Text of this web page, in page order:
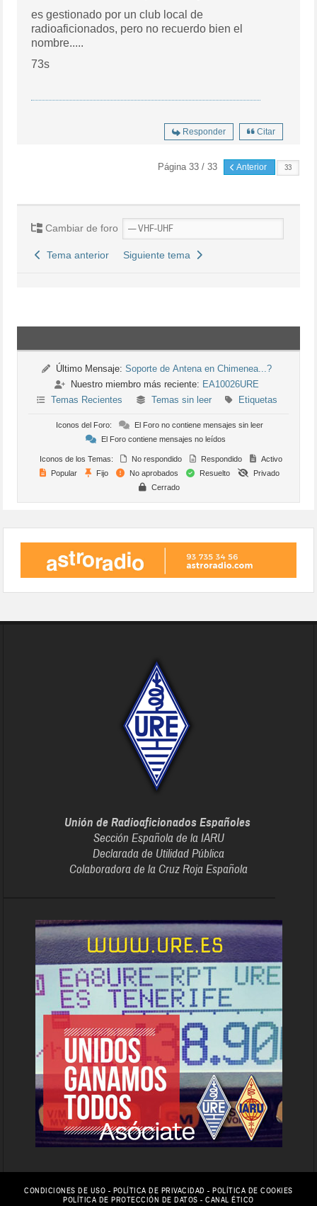
es gestionado por un club local de
radioaficionados, pero no recuerdo bien el
nombre.....
73s
Responder Citar
Página 33 / 33 Anterior
Cambiar de foro
Tema anterior Siguiente tema
Último Mensaje: Soporte de Antena en Chimenea...?
Nuestro miembro más reciente: EA10026URE
Temas Recientes
Temas sin leer Etiquetas
Iconos del Foro:
El Foro no contiene mensajes sin leer
El Foro contiene mensajes no leídos
Iconos de los Temas: No respondido Respondido
Activo
Popular
Fijo No aprobados Resuelto
Privado
Cerrado
Unión de Radioaficionados Españoles
Sección Española de la IARU
Declarada de Utilidad Pública
Colaboradora de la Cruz Roja Española
CONDICIONES DE USO - POLÍTICA DE PRIVACIDAD -POLÍTICA DE COOKIES
POLÍTICA DE PROTECCIÓN DE DATOS -CANAL ÉTICO